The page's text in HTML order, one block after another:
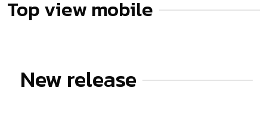
Top view mobile
New release